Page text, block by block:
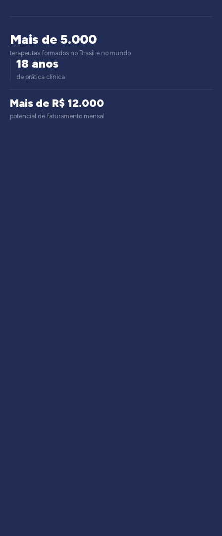
Mais de 5.000
terapeutas formados no Brasil e no mundo
18 anos
de prática clínica
Mais de R$ 12.000
potencial de faturamento mensal